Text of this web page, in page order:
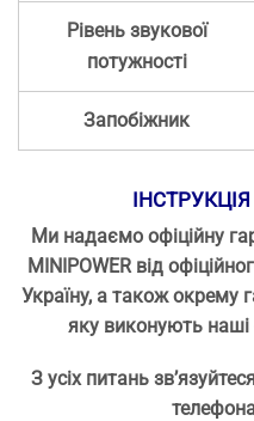
Рівень звукової
потужності
Запобіжник
Ми надаємо офіційну
MINIPOWER від
Україну, а також окрему
яку виконують наші
З усіх питань